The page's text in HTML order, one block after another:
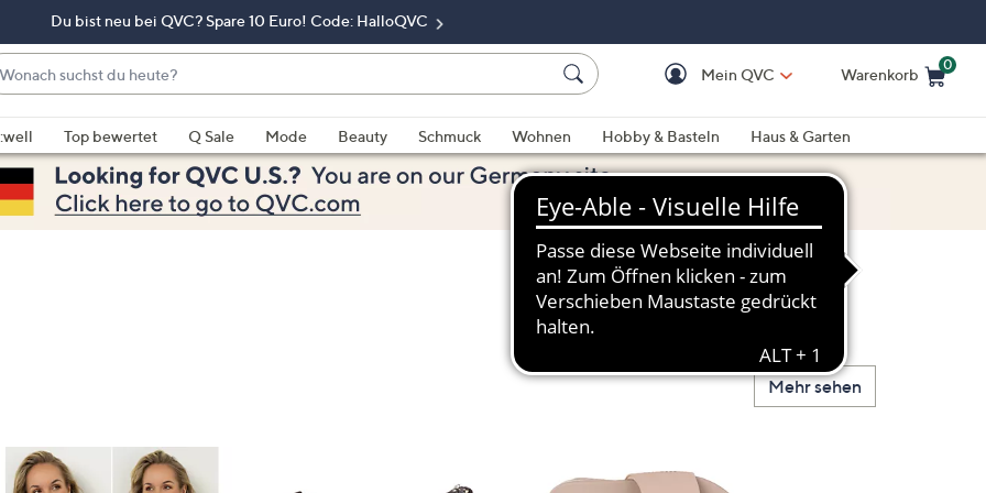
Du bist neu bei QVC? Spare 10 Euro! Code: HalloQVC
Mein QVC Warenkorb
0
Top bewertet Q Sale Mode Beauty Schmuck Wohnen Hobby & Basteln
Haus & Garten
Mehr sehen